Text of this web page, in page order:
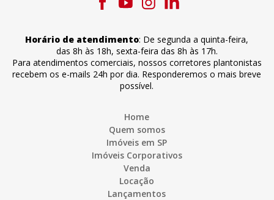
Horário de atendimento: De segunda a quinta-feira,
das 8h às 18h, sexta-feira das 8h às 17h.
Para atendimentos comerciais, nossos corretores plantonistas
recebem os e-mails 24h por dia. Responderemos o mais breve
possível.
Home
Quem somos
Imóveis em SP
Imóveis Corporativos
Venda
Locação
Lançamentos